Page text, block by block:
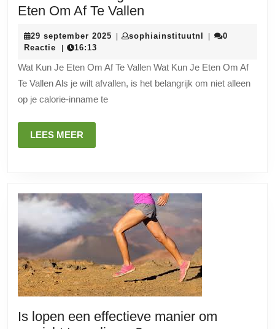
Eten Om Af Te Vallen
Wat
Je
Eten
29 september 2025 29| sophiainstituutnl |
0
Reactie
| 16:13
Wat Kun Je Eten Om Af Te Vallen Wat Kun Je Eten Om Af
Te Vallen Als je wilt afvallen, is het belangrijk om niet alleen
op je calorie-inname te
LEES MEER
MEER
Is lopen een effectieve manier om